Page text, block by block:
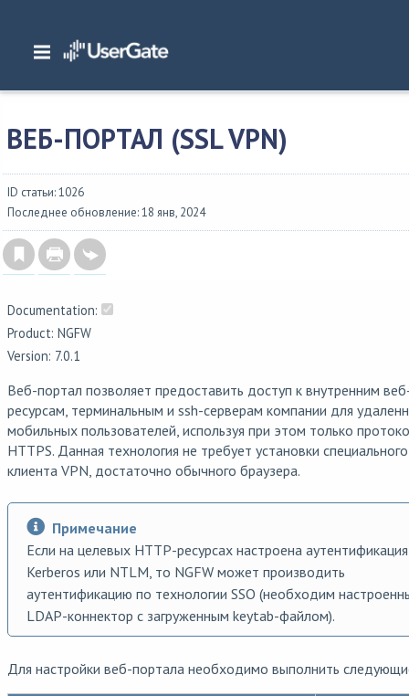
Главная/ Документация/NGFW
Глобальный портал
ВЕБ-ПОРТАЛ (SSL VPN)
ID статьи: 1026
Последнее обновление: 18 янв, 2024
Documentation:
Product: NGFW
Version: 7.0.1
Веб-портал позволяет предоставить доступ к внутренним
ресурсам, терминальным и ssh-серверам компании для
мобильных пользователей, используя при этом только
HTTPS. Данная технология не требует установки специального
клиента VPN, достаточно обычного браузера.
Примечание
Если на целевых HTTP-ресурсах настроена аутентификация
Kerberos или NTLM, то NGFW может производить
аутентификацию по технологии SSO (необходим
LDAP-коннектор с загруженным keytab-файлом).
Для настройки веб-портала необходимо выполнить